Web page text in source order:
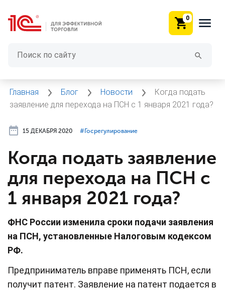
0
Главная Блог Новости
Когда подать
заявление для перехода на ПСН с 1 января 2021 года?
15 ДЕКАБРЯ 2020 #⁣Госрегулирование
Когда подать заявление
для перехода на ПСН с
1 января 2021 года?
ФНС России изменила сроки подачи заявления
на ПСН, установленные Налоговым кодексом
РФ.
Предприниматель вправе применять ПСН, если
получит патент. Заявление на патент подается в